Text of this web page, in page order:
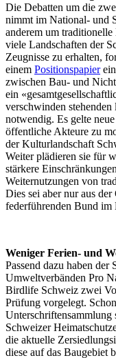
Die Debatten um die
nimmt im National- und
anderem um
viele Landschaften der
Zeugnisse zu erhalten,
einem Positionspapier
zwischen Bau- und
ein
verschwinden
notwendig. Es gelte
öffentliche Akteure zu
der Kulturlandschaft
Weiter plädieren sie für
stärkere
Weiternutzungen von
Dies sei aber nur aus
federführenden Bund im
Weniger Ferien- und
Passend dazu haben
Umweltverbänden Pro
Birdlife Schweiz zwei
Prüfung vorgelegt.
Unterschriftensammlung
Schweizer
die aktuelle
diese auf das Baugebiet